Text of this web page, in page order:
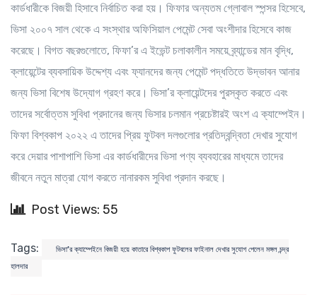
কার্ডধারীকে বিজয়ী হিসাবে নির্বাচিত করা হয়। ফিফার অন্যতম গ্লোবাল স্পন্সর হিসেবে,
ভিসা ২০০৭ সাল থেকে এ সংস্থার অফিসিয়াল পেমেন্ট সেবা অংশীদার হিসেবে কাজ
করেছে। বিগত বছরগুলোতে, ফিফা’র এ ইভেন্ট চলাকালীন সময়ে ব্র্যান্ডের মান বৃদ্ধি,
ক্লায়েন্টের ব্যবসায়িক উদ্দেশ্য এবং ফ্যানদের জন্য পেমেন্ট পদ্ধতিতে উদ্ভাবন আনার
জন্য ভিসা বিশেষ উদ্যোগ গ্রহণ করে। ভিসা’র ক্লায়েন্টদের পুরস্কৃত করতে এবং
তাদের সর্বোত্তম সুবিধা প্রদানের জন্য ভিসার চলমান প্রচেষ্টারই অংশ এ ক্যাম্পেইন।
ফিফা বিশ্বকাপ ২০২২ এ তাদের প্রিয় ফুটবল দলগুলোর প্রতিদ্বন্দ্বিতা দেখার সুযোগ
করে দেয়ার পাশাপাশি ভিসা এর কার্ডধারীদের ভিসা পণ্য ব্যবহারের মাধ্যমে তাদের
জীবনে নতুন মাত্রা যোগ করতে নানারকম সুবিধা প্রদান করছে।
Post Views: 55
Tags:
ভিসা’র ক্যাম্পেইনে বিজয়ী হয়ে কাতারে বিশ্বকাপ ফুটবলের ফাইনাল দেখার সুযোগ পেলেন মঙ্গল চন্দ্র
হালদার